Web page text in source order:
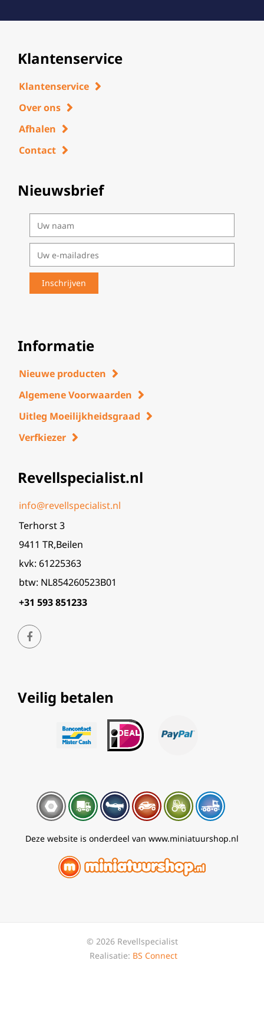
Klantenservice
Klantenservice
Over ons
Afhalen
Contact
Nieuwsbrief
Informatie
Nieuwe producten
Algemene Voorwaarden
Uitleg Moeilijkheidsgraad
Verfkiezer
Revellspecialist.nl
info@revellspecialist.nl
Terhorst 3
9411 TR,Beilen
kvk: 61225363
btw: NL854260523B01
+31 593 851233
Veilig betalen
Deze website is onderdeel van www.miniatuurshop.nl
© 2026 Revellspecialist
Realisatie: BS Connect